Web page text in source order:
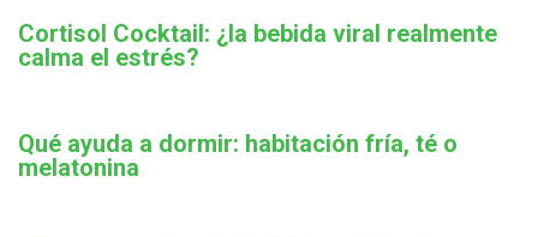
Cortisol Cocktail: ¿la bebida viral realmente
calma el estrés?
Qué ayuda a dormir: habitación fría, té o
melatonina